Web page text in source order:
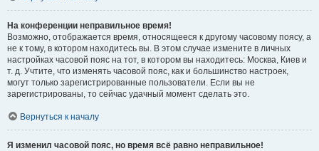
На конференции неправильное время!
Возможно, отображается время, относящееся к другому часовому поясу, а
не к тому, в котором находитесь вы. В этом случае измените в личных
настройках часовой пояс на тот, в котором вы находитесь: Москва, Киев и
т. д. Учтите, что изменять часовой пояс, как и большинство настроек,
могут только зарегистрированные пользователи. Если вы не
зарегистрированы, то сейчас удачный момент сделать это.
Вернуться к началу
Я изменил часовой пояс, но время всё равно неправильное!